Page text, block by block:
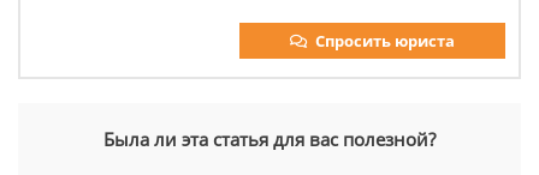
Спросить юриста
Была ли эта статья для вас полезной?